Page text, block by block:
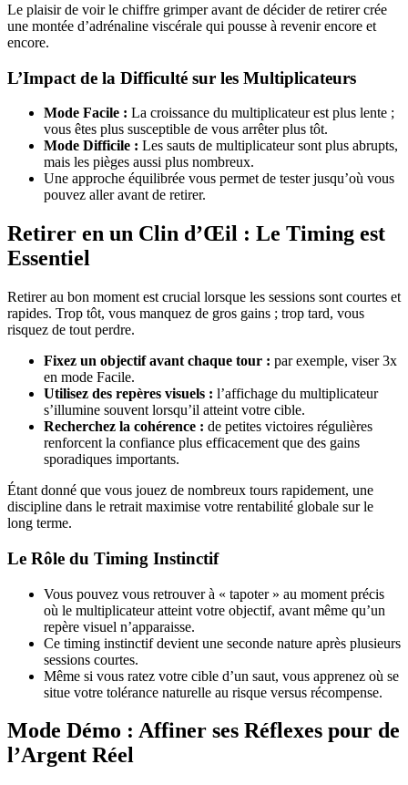
Le plaisir de voir le chiffre grimper avant de décider de retirer crée
une montée d’adrénaline viscérale qui pousse à revenir encore et
encore.
L’Impact de la Difficulté sur les Multiplicateurs
Mode Facile : La croissance du multiplicateur est plus lente ;
vous êtes plus susceptible de vous arrêter plus tôt.
Mode Difficile : Les sauts de multiplicateur sont plus abrupts,
mais les pièges aussi plus nombreux.
Une approche équilibrée vous permet de tester jusqu’où vous
pouvez aller avant de retirer.
Retirer en un Clin d’Œil : Le Timing est
Essentiel
Retirer au bon moment est crucial lorsque les sessions sont courtes et
rapides. Trop tôt, vous manquez de gros gains ; trop tard, vous
risquez de tout perdre.
Fixez un objectif avant chaque tour : par exemple, viser 3x
en mode Facile.
Utilisez des repères visuels : l’affichage du multiplicateur
s’illumine souvent lorsqu’il atteint votre cible.
Recherchez la cohérence : de petites victoires régulières
renforcent la confiance plus efficacement que des gains
sporadiques importants.
Étant donné que vous jouez de nombreux tours rapidement, une
discipline dans le retrait maximise votre rentabilité globale sur le
long terme.
Le Rôle du Timing Instinctif
Vous pouvez vous retrouver à « tapoter » au moment précis
où le multiplicateur atteint votre objectif, avant même qu’un
repère visuel n’apparaisse.
Ce timing instinctif devient une seconde nature après plusieurs
sessions courtes.
Même si vous ratez votre cible d’un saut, vous apprenez où se
situe votre tolérance naturelle au risque versus récompense.
Mode Démo : Affiner ses Réflexes pour de
l’Argent Réel